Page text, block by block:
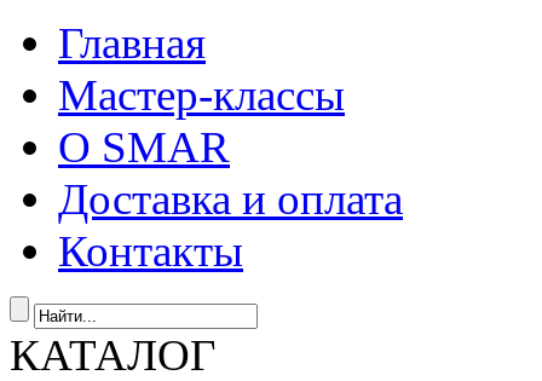
Главная
Мастер-классы
О SMAR
Доставка и оплата
Контакты
КАТАЛОГ